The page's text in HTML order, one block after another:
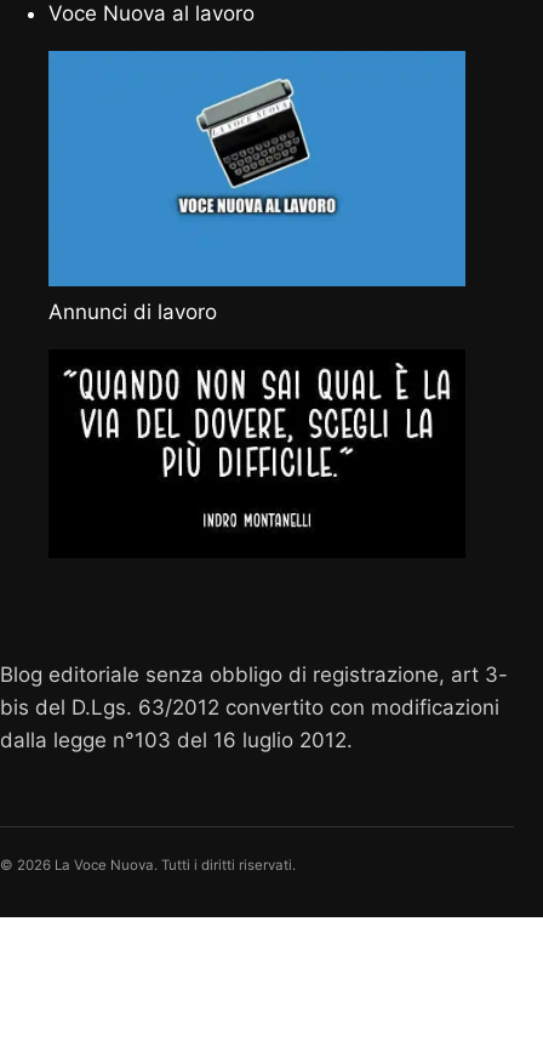
Voce Nuova al lavoro
Annunci di lavoro
Blog editoriale senza obbligo di registrazione, art 3-
bis del D.Lgs. 63/2012 convertito con modificazioni
dalla legge n°103 del 16 luglio 2012.
© 2026 La Voce Nuova. Tutti i diritti riservati.